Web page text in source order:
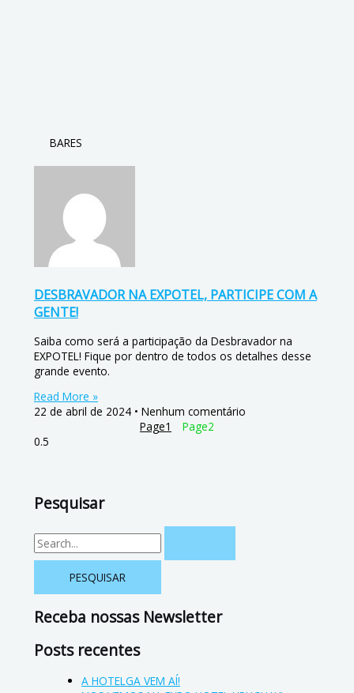
BARES
DESBRAVADOR NA EXPOTEL, PARTICIPE COM A
GENTE!
Saiba como será a participação da Desbravador na
EXPOTEL! Fique por dentro de todos os detalhes desse
grande evento.
Read More »
22 de abril de 2024
Nenhum comentário
Page1 Page2
Pesquisar
Receba nossas Newsletter
Posts recentes
A HOTELGA VEM AÍ!